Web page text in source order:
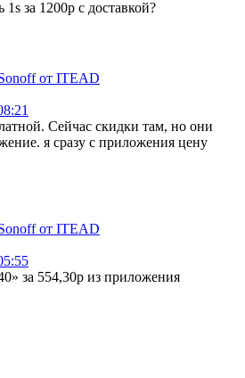
за 1200р с доставкой?
от ITEAD
Сейчас скидки там, но они
я сразу с приложения цену
от ITEAD
за 554,30р из приложения